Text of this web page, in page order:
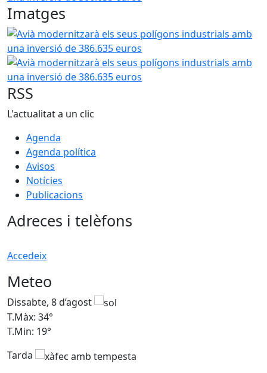
Imatges
Avià modernitzarà els seus polígons industrials amb una
Avià modernitzarà els seus polígons industrials amb una
RSS
L'actualitat a un clic
Agenda
Agenda política
Avisos
Notícies
Publicacions
Adreces i telèfons
Accedeix
Meteo
Dissabte, 8 d’agost
T.Màx: 34°
T.Min: 19°
Tarda